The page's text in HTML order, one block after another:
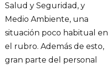
Salud y Seguridad, y
Medio Ambiente, una
situación poco habitual en
el rubro. Además de esto,
gran parte del personal